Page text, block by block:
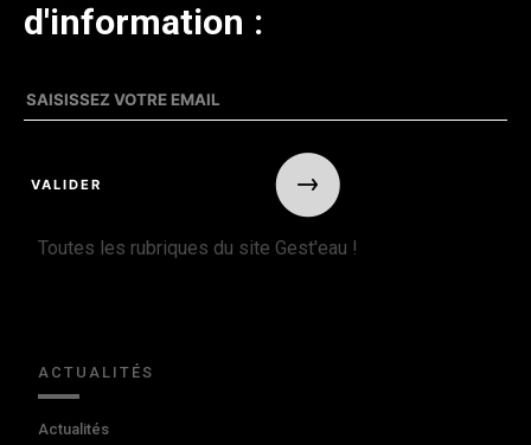
d'information :
Toutes les rubriques du site Gest'eau !
ACTUALITÉS
Actualités